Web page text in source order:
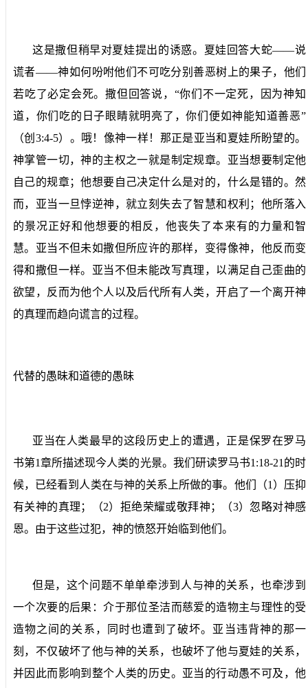
这是撒但稍早对夏娃提出的诱惑。夏娃回答大蛇——说
谎者——神如何吩咐他们不可吃分别善恶树上的果子，他们
若吃了必定会死。撒但回答说，“你们不一定死，因为神知
道，你们吃的日子眼睛就明亮了，你们便如神能知道善恶”
（创 3:4-5）。哦！像神一样！那正是亚当和夏娃所盼望的。
神掌管一切，神的主权之一就是制定规章。亚当想要制定他
自己的规章；他想要自己决定什么是对的，什么是错的。然
而，亚当一旦悖逆神，就立刻失去了智慧和权利；他所落入
的景况正好和他想要的相反，他丧失了本来有的力量和智
慧。亚当不但未如撒但所应许的那样，变得像神，他反而变
得和撒但一样。亚当不但未能改写真理，以满足自己歪曲的
欲望，反而为他个人以及后代所有人类，开启了一个离开神
的真理而趋向谎言的过程。
代替的愚昧和道德的愚昧
亚当在人类最早的这段历史上的遭遇，正是保罗在罗马
书第1章所描述现今人类的光景。我们研读罗马书1:18-21 的时
候，已经看到人类在与神的关系上所做的事。他们（1 ）压抑
有关神的真理；（2）拒绝荣耀或敬拜神；（3）忽略对神感
恩。由于这些过犯，神的愤怒开始临到他们。
但是，这个问题不单单牵涉到人与神的关系，也牵涉到
一个次要的后果：介于那位圣洁而慈爱的造物主与理性的受
造物之间的关系，同时也遭到了破坏。亚当违背神的那一
刻，不仅破坏了他与神的关系，也破坏了他与夏娃的关系，
并因此而影响到整个人类的历史。亚当的行动愚不可及，他